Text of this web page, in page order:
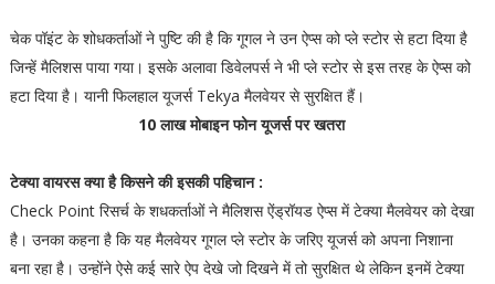
चेक पॉइंट के शोधकर्ताओं ने पुष्टि की है कि गूगल ने उन ऐप्स को प्ले स्टोर से हटा दिया है
जिन्हें मैलिशस पाया गया। इसके अलावा डिवेलपर्स ने भी प्ले स्टोर से इस तरह के ऐप्स को
हटा दिया है। यानी फिलहाल यूजर्स Tekya मैलवेयर से सुरक्षित हैं।
10 लाख मोबाइन फोन यूजर्स पर खतरा
टेक्या वायरस क्या है किसने की इसकी पहिचान :
Check Point रिसर्च के शधकर्ताओं ने मैलिशस ऐंड्रॉयड ऐप्स में टेक्या मैलवेयर को देखा
है। उनका कहना है कि यह मैलवेयर गूगल प्ले स्टोर के जरिए यूजर्स को अपना निशाना
बना रहा है। उन्होंने ऐसे कई सारे ऐप देखे जो दिखने में तो सुरक्षित थे लेकिन इनमें टेक्या